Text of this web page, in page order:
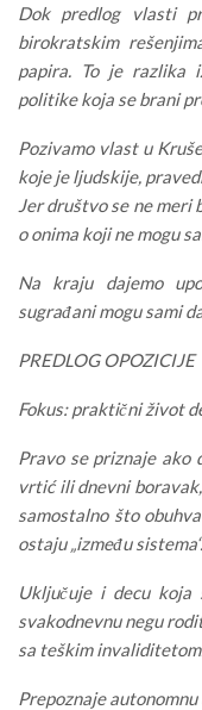
Dok predlog vlasti
birokratskim
papira. To je razlika
politike koja se brani
Pozivamo vlast u
koje je ljudskije,
Jer društvo se ne meri
o onima koji ne mogu
Na kraju dajemo
sugrađani mogu sami
PREDLOG OPOZICIJE
Fokus: praktični život
Pravo se priznaje ako
vrtić ili dnevni
samostalno što
ostaju „između sistema“.
Uključuje i decu
svakodnevnu negu
sa teškim
Prepoznaje